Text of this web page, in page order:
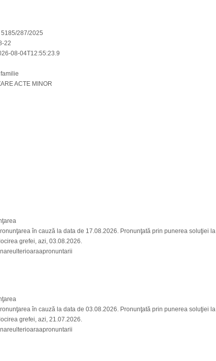
5185/287/2025
22
08-04T12:55:23.9
ACTE MINOR
în cauză la data de 17.08.2026. Pronunţată prin punerea soluţiei la
grefei, azi, 03.08.2026.
în cauză la data de 03.08.2026. Pronunţată prin punerea soluţiei la
grefei, azi, 21.07.2026.